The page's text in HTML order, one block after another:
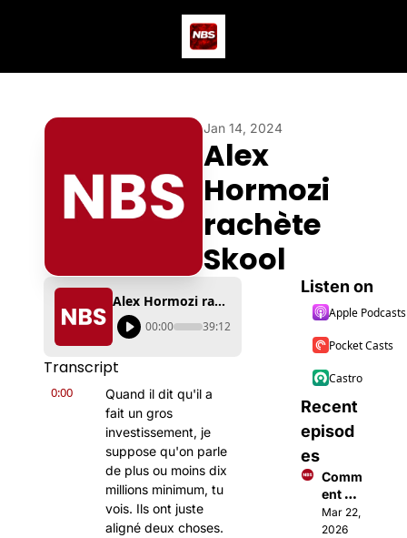
Jan 14, 2024
Alex
Hormozi
rachète
Skool
Alex Hormozi rachète Skool
00:00 39:12
Transcript
0:00
Quand il dit qu'il a
fait un gros
investissement, je
suppose qu'on parle
de plus ou moins dix
millions minimum, tu
vois. Ils ont juste
aligné deux choses.
Listen on
Apple Podcasts
Pocket Casts
Castro
Recent
episod
es
Comm
ent
faire
des €
Mar 22,
2026